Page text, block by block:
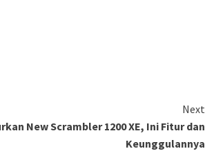
Next
New Scrambler 1200 XE, Ini Fitur dan
Keunggulannya